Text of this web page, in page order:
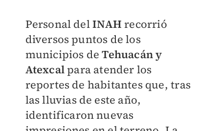
Personal delINAHrecorrió
diversos puntos de los
municipios deTehuacán y
Atexcalpara atender los
reportes de habitantes que, tras
las lluvias de este año,
identificaron nuevas